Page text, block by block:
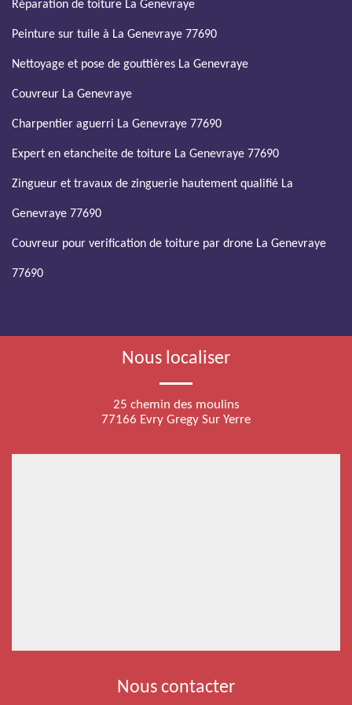
Réparation de toiture La Genevraye
Peinture sur tuile à La Genevraye 77690
Nettoyage et pose de gouttières La Genevraye
Couvreur La Genevraye
Charpentier aguerri La Genevraye 77690
Expert en etancheite de toiture La Genevraye 77690
Zingueur et travaux de zinguerie hautement qualifié La
Genevraye 77690
Couvreur pour verification de toiture par drone La Genevraye
77690
Nous localiser
25 chemin des moulins
77166 Evry Gregy Sur Yerre
Nous contacter